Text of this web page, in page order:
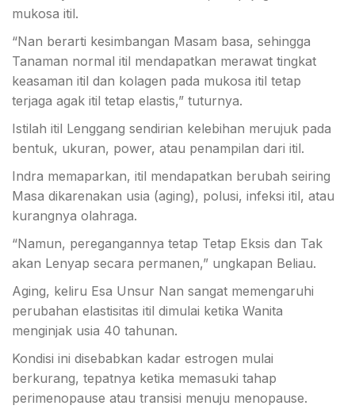
mukosa itil.
“Nan berarti kesimbangan Masam basa, sehingga
Tanaman normal itil mendapatkan merawat tingkat
keasaman itil dan kolagen pada mukosa itil tetap
terjaga agak itil tetap elastis,” tuturnya.
Istilah itil Lenggang sendirian kelebihan merujuk pada
bentuk, ukuran, power, atau penampilan dari itil.
Indra memaparkan, itil mendapatkan berubah seiring
Masa dikarenakan usia (aging), polusi, infeksi itil, atau
kurangnya olahraga.
“Namun, peregangannya tetap Tetap Eksis dan Tak
akan Lenyap secara permanen,” ungkapan Beliau.
Aging, keliru Esa Unsur Nan sangat memengaruhi
perubahan elastisitas itil dimulai ketika Wanita
menginjak usia 40 tahunan.
Kondisi ini disebabkan kadar estrogen mulai
berkurang, tepatnya ketika memasuki tahap
perimenopause atau transisi menuju menopause.